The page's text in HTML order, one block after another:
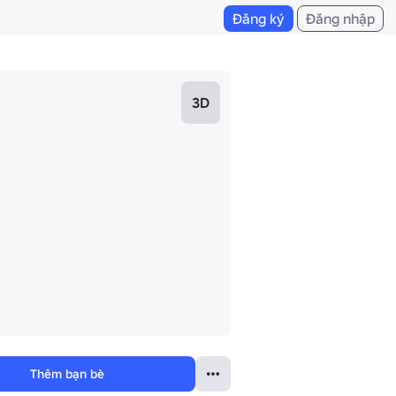
Đăng ký Đăng nhập
3D
Thêm bạn bè